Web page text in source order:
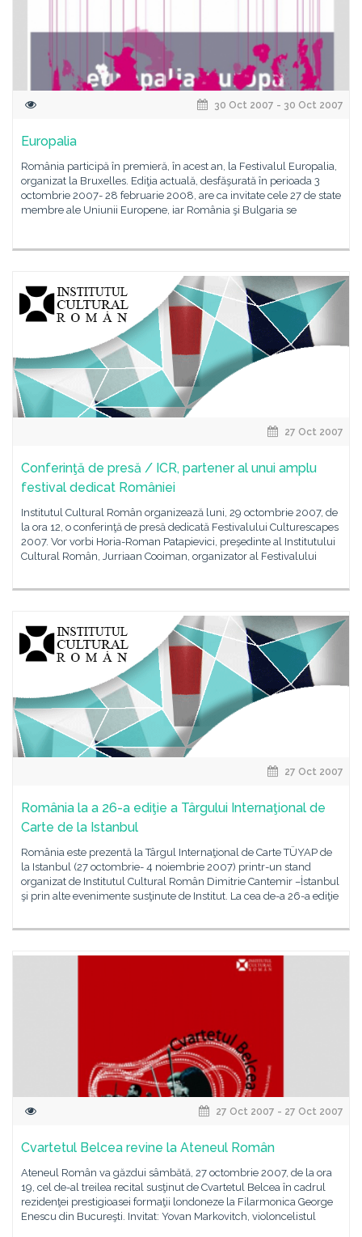
30 Oct 2007 - 30 Oct 2007
Europalia
România participă în premieră, în acest an, la Festivalul Europalia,
organizat la Bruxelles. Ediţia actuală, desfăşurată în perioada 3
octombrie 2007- 28 februarie 2008, are ca invitate cele 27 de state
membre ale Uniunii Europene, iar România şi Bulgaria se
27 Oct 2007
Conferinţă de presă / ICR, partener al unui amplu
festival dedicat României
Institutul Cultural Român organizează luni, 29 octombrie 2007, de
la ora 12, o conferinţă de presă dedicată Festivalului Culturescapes
2007. Vor vorbi Horia-Roman Patapievici, preşedinte al Institutului
Cultural Român, Jurriaan Cooiman, organizator al Festivalului
27 Oct 2007
România la a 26-a ediţie a Târgului Internaţional de
Carte de la Istanbul
România este prezentă la Târgul Internaţional de Carte TÜYAP de
la Istanbul (27 octombrie- 4 noiembrie 2007) printr-un stand
organizat de Institutul Cultural Român Dimitrie Cantemir –İstanbul
şi prin alte evenimente susţinute de Institut. La cea de-a 26-a ediţie
27 Oct 2007 - 27 Oct 2007
Cvartetul Belcea revine la Ateneul Român
Ateneul Român va găzdui sâmbătă, 27 octombrie 2007, de la ora
19, cel de-al treilea recital susţinut de Cvartetul Belcea în cadrul
rezidenţei prestigioasei formaţii londoneze la Filarmonica George
Enescu din Bucureşti. Invitat: Yovan Markovitch, violoncelistul